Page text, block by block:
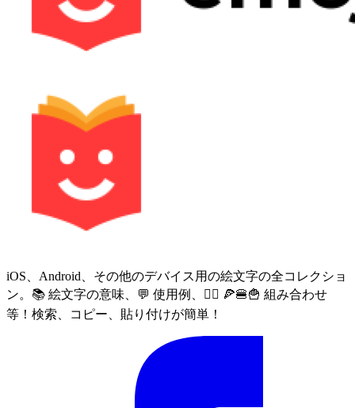
iOS、Android、その他のデバイス用の絵文字の全コレクショ
ン。📚 絵文字の意味、💬 使用例、🙅‍♀️ 🍕🍔🍟 組み合わせ
等！検索、コピー、貼り付けが簡単！